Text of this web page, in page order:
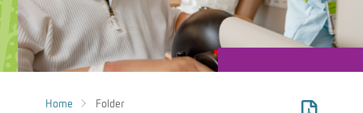
Home Folder